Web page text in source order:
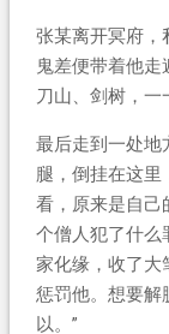
张某离开冥府，
鬼差便带着他走
刀山、剑树，一
最后走到一处地
腿，倒挂在这里
看，原来是自己
个僧人犯了什么
家化缘，收了大
惩罚他。想要解
以。”